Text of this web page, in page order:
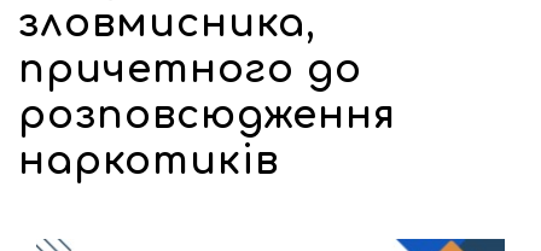
зловмисника,
причетного до
розповсюдження
наркотиків